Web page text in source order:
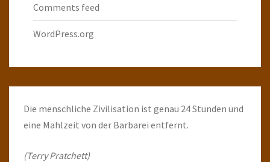
Comments feed
WordPress.org
Die menschliche Zivilisation ist genau 24 Stunden und
eine Mahlzeit von der Barbarei entfernt.
(Terry Pratchett)